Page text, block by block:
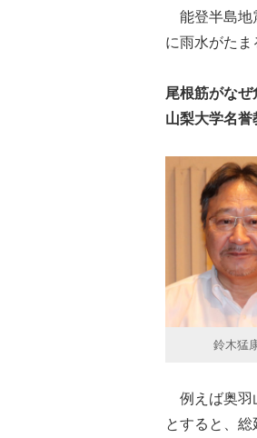
能登半島地
に雨水がたま
尾根筋がな
山梨大学名
鈴木猛
例えば奥羽
とすると、